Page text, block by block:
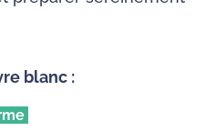
blanc :